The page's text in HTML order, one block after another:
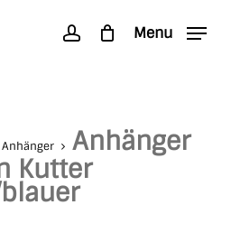
accountMenu
Anhänger
Anhänger
Kutter